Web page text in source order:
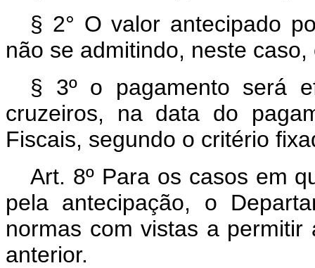
§ 2° O valor antecipado
não se admitindo, neste
§ 3º o pagamento será
cruzeiros, na data do
Fiscais, segundo o critério
Art. 8º Para os casos em
pela antecipação, o
normas com vistas a
anterior.